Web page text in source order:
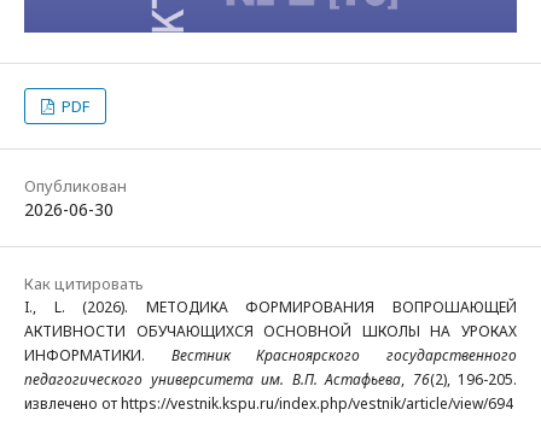
PDF
Опубликован
2026-06-30
Как цитировать
I., L. (2026). МЕТОДИКА ФОРМИРОВАНИЯ ВОПРОШАЮЩЕЙ
АКТИВНОСТИ ОБУЧАЮЩИХСЯ ОСНОВНОЙ ШКОЛЫ НА УРОКАХ
ИНФОРМАТИКИ. Вестник Красноярского государственного
педагогического университета им. В.П. Астафьева, 76(2), 196-205.
извлечено от https://vestnik.kspu.ru/index.php/vestnik/article/view/694